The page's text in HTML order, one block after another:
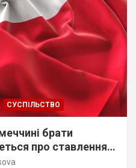
СУСПІЛЬСТВО
брати
про ставлення